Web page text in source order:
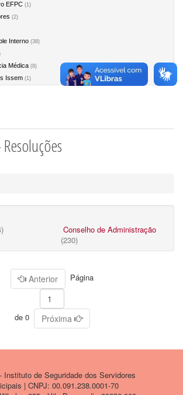
EFPC (1)
(2)
Interno (38)
Médica (8)
Issem (1)
Conselho de Administração
(230)
Anterior Página
de 0 Próxima
de Seguridade dos Servidores
| CNPJ: 00.091.238.0001-70